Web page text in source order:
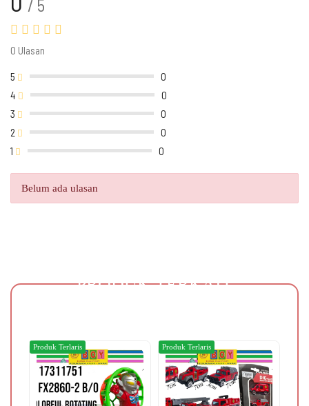
/ 5
0 Ulasan
5
0
4
0
3
0
2
0
1
0
Belum ada ulasan
PRODUK TERKAIT
Produk Terlaris Produk Terlaris